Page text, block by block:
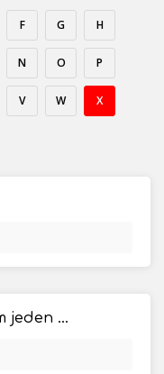
XVI (Dzień, w którym jeden z grzesznych braci koła...)
F G H
N O P
V W X